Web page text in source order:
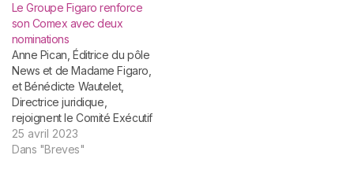
Le Groupe Figaro renforce
son Comex avec deux
nominations
Anne Pican, Éditrice du pôle
News et de Madame Figaro,
et Bénédicte Wautelet,
Directrice juridique,
rejoignent le Comité Exécutif
Groupe présidé par Marc
Feuillée. Le Directeur
25 avril 2023
Dans "Breves"